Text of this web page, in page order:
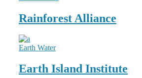
Rainforest Alliance
Earth Water
Earth Island Institute